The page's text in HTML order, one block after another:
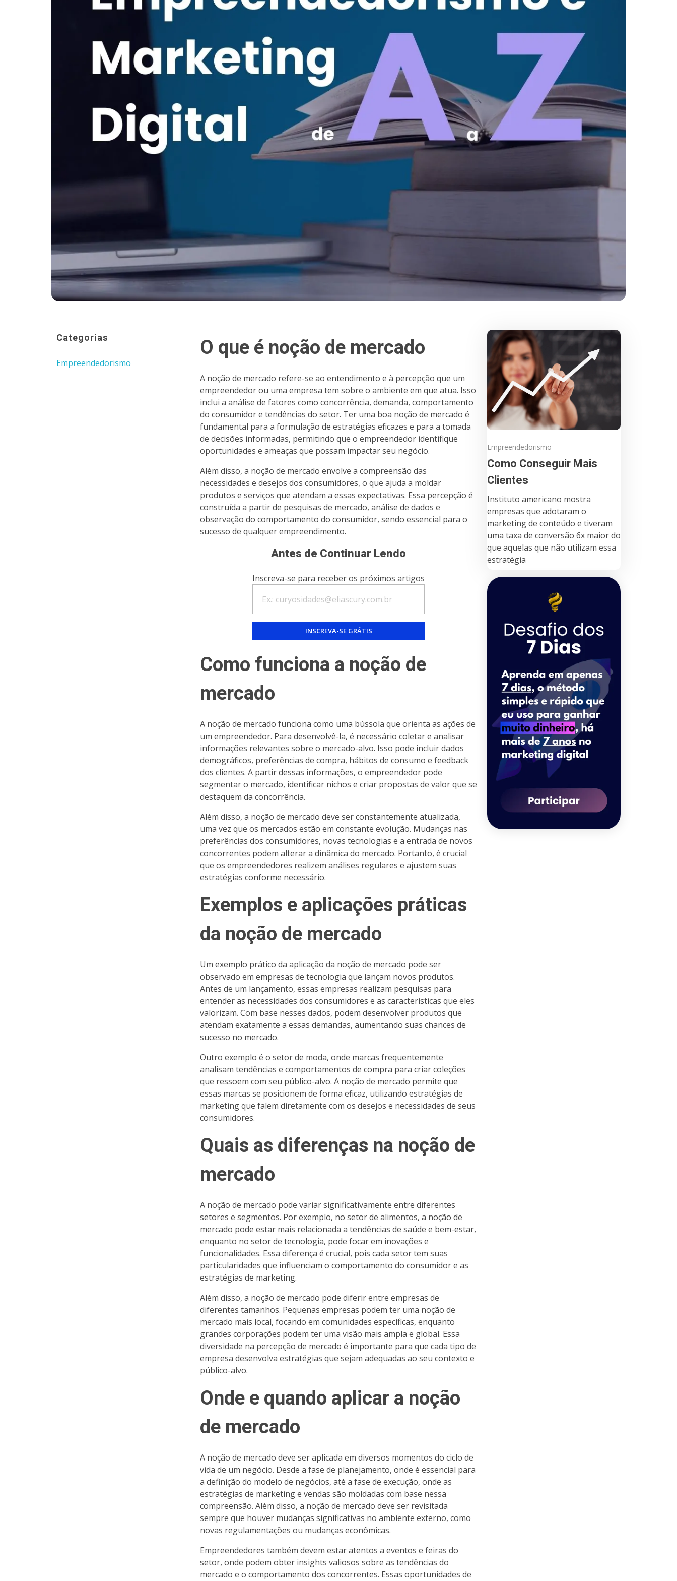
Categorias
Empreendedorismo
O que é noção de mercado
A noção de mercado refere-se ao entendimento e à percepção que um
empreendedor ou uma empresa tem sobre o ambiente em que atua. Isso
inclui a análise de fatores como concorrência, demanda, comportamento
do consumidor e tendências do setor. Ter uma boa noção de mercado é
fundamental para a formulação de estratégias eficazes e para a tomada
de decisões informadas, permitindo que o empreendedor identifique
oportunidades e ameaças que possam impactar seu negócio.
Além disso, a noção de mercado envolve a compreensão das
necessidades e desejos dos consumidores, o que ajuda a moldar
produtos e serviços que atendam a essas expectativas. Essa percepção é
construída a partir de pesquisas de mercado, análise de dados e
observação do comportamento do consumidor, sendo essencial para o
sucesso de qualquer empreendimento.
Antes de Continuar Lendo
Inscreva-se para receber os próximos artigos
Como funciona a noção de
mercado
A noção de mercado funciona como uma bússola que orienta as ações de
um empreendedor. Para desenvolvê-la, é necessário coletar e analisar
informações relevantes sobre o mercado-alvo. Isso pode incluir dados
demográficos, preferências de compra, hábitos de consumo e feedback
dos clientes. A partir dessas informações, o empreendedor pode
segmentar o mercado, identificar nichos e criar propostas de valor que se
destaquem da concorrência.
Além disso, a noção de mercado deve ser constantemente atualizada,
uma vez que os mercados estão em constante evolução. Mudanças nas
preferências dos consumidores, novas tecnologias e a entrada de novos
concorrentes podem alterar a dinâmica do mercado. Portanto, é crucial
que os empreendedores realizem análises regulares e ajustem suas
estratégias conforme necessário.
Exemplos e aplicações práticas
da noção de mercado
Um exemplo prático da aplicação da noção de mercado pode ser
observado em empresas de tecnologia que lançam novos produtos.
Antes de um lançamento, essas empresas realizam pesquisas para
entender as necessidades dos consumidores e as características que eles
valorizam. Com base nesses dados, podem desenvolver produtos que
atendam exatamente a essas demandas, aumentando suas chances de
sucesso no mercado.
Outro exemplo é o setor de moda, onde marcas frequentemente
analisam tendências e comportamentos de compra para criar coleções
que ressoem com seu público-alvo. A noção de mercado permite que
essas marcas se posicionem de forma eficaz, utilizando estratégias de
marketing que falem diretamente com os desejos e necessidades de seus
consumidores.
Quais as diferenças na noção de
mercado
A noção de mercado pode variar significativamente entre diferentes
setores e segmentos. Por exemplo, no setor de alimentos, a noção de
mercado pode estar mais relacionada a tendências de saúde e bem-estar,
enquanto no setor de tecnologia, pode focar em inovações e
funcionalidades. Essa diferença é crucial, pois cada setor tem suas
particularidades que influenciam o comportamento do consumidor e as
estratégias de marketing.
Além disso, a noção de mercado pode diferir entre empresas de
diferentes tamanhos. Pequenas empresas podem ter uma noção de
mercado mais local, focando em comunidades específicas, enquanto
grandes corporações podem ter uma visão mais ampla e global. Essa
diversidade na percepção de mercado é importante para que cada tipo de
empresa desenvolva estratégias que sejam adequadas ao seu contexto e
público-alvo.
Onde e quando aplicar a noção
de mercado
A noção de mercado deve ser aplicada em diversos momentos do ciclo de
vida de um negócio. Desde a fase de planejamento, onde é essencial para
a definição do modelo de negócios, até a fase de execução, onde as
estratégias de marketing e vendas são moldadas com base nessa
compreensão. Além disso, a noção de mercado deve ser revisitada
sempre que houver mudanças significativas no ambiente externo, como
novas regulamentações ou mudanças econômicas.
Empreendedores também devem estar atentos a eventos e feiras do
setor, onde podem obter insights valiosos sobre as tendências do
mercado e o comportamento dos concorrentes. Essas oportunidades de
Empreendedorismo
Como Conseguir Mais
Clientes
Instituto americano mostra
empresas que adotaram o
marketing de conteúdo e tiveram
uma taxa de conversão 6x maior do
que aquelas que não utilizam essa
estratégia